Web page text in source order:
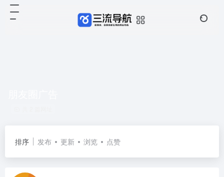
排序 发布 更新 浏览 点赞